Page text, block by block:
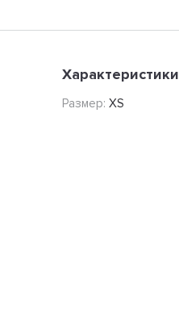
Характеристики
Размер: XS